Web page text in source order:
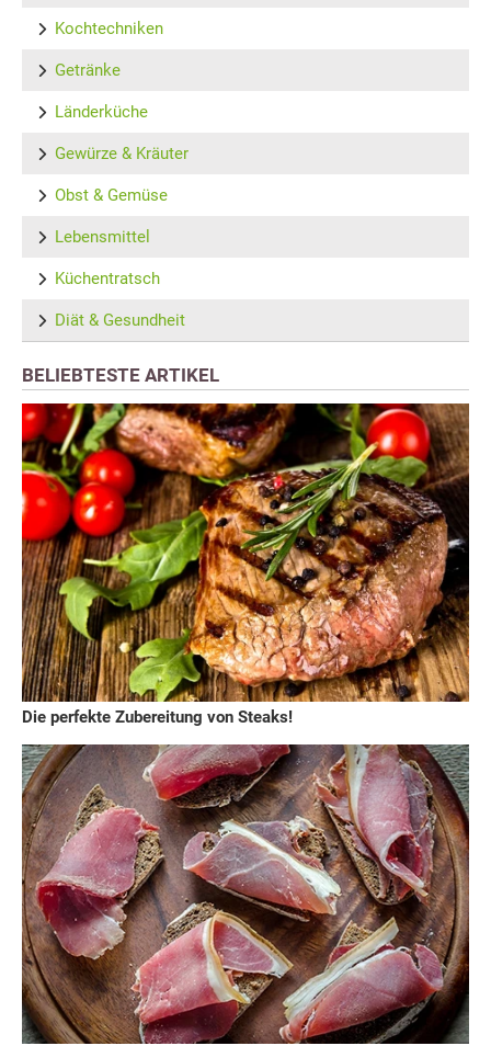
Kochtechniken
Getränke
Länderküche
Gewürze & Kräuter
Obst & Gemüse
Lebensmittel
Küchentratsch
Diät & Gesundheit
BELIEBTESTE ARTIKEL
Die perfekte Zubereitung von Steaks!